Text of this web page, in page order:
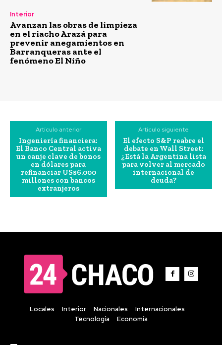
Interior
Avanzan las obras de limpieza
en el riacho Arazá para
prevenir anegamientos en
Barranqueras ante el
fenómeno El Niño
Artículo anterior
Ingeniería financiera:
El Banco Central activa
un canje clave de bonos
en dólares para
refinanciar US$6.000
millones con bancos
extranjeros
Artículo siguiente
El efecto S&P reabre el
debate en Wall Street:
¿Está la Argentina lista
para volver al mercado
internacional de
deuda?
Locales Interior Nacionales
Internacionales
Tecnología
Economía